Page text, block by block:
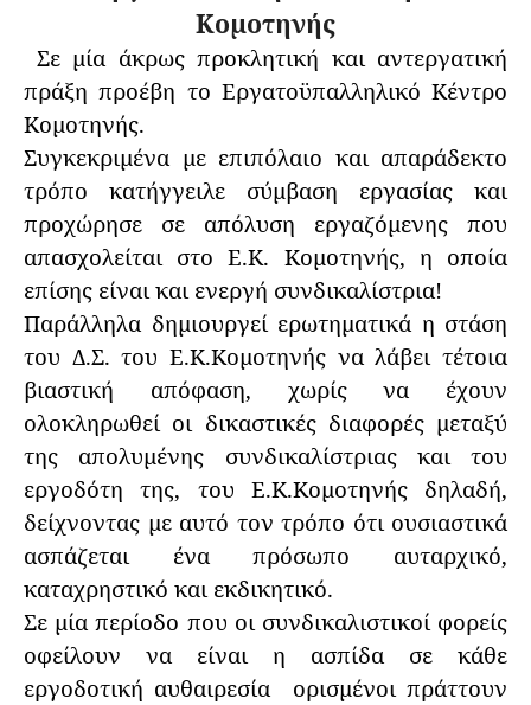
Κομοτηνής
Σε μία άκρως προκλητική και αντεργατική
πράξη προέβη το Εργατοϋπαλληλικό Κέντρο
Κομοτηνής.
Συγκεκριμένα με επιπόλαιο και απαράδεκτο
τρόπο κατήγγειλε σύμβαση εργασίας και
προχώρησε σε απόλυση εργαζόμενης που
απασχολείται στο Ε.Κ. Κομοτηνής, η οποία
επίσης είναι και ενεργή συνδικαλίστρια!
Παράλληλα δημιουργεί ερωτηματικά η στάση
του Δ.Σ. του Ε.Κ.Κομοτηνής να λάβει τέτοια
βιαστική απόφαση, χωρίς να έχουν
ολοκληρωθεί οι δικαστικές διαφορές μεταξύ
της απολυμένης συνδικαλίστριας και του
εργοδότη της, του Ε.Κ.Κομοτηνής δηλαδή,
δείχνοντας με αυτό τον τρόπο ότι ουσιαστικά
ασπάζεται ένα πρόσωπο αυταρχικό,
καταχρηστικό και εκδικητικό.
Σε μία περίοδο που οι συνδικαλιστικοί φορείς
οφείλουν να είναι η ασπίδα σε κάθε
εργοδοτική αυθαιρεσία ορισμένοι πράττουν